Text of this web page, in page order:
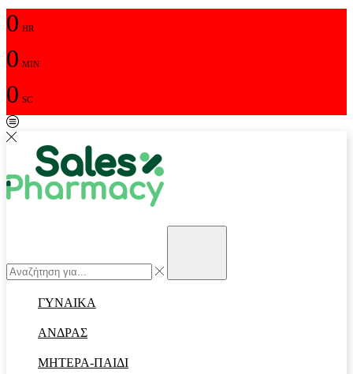
0 HR
0 MIN
0 SC
Αναζήτηση
ΓΥΝΑΙΚΑ
ΑΝΔΡΑΣ
ΜΗΤΕΡΑ-ΠΑΙΔΙ